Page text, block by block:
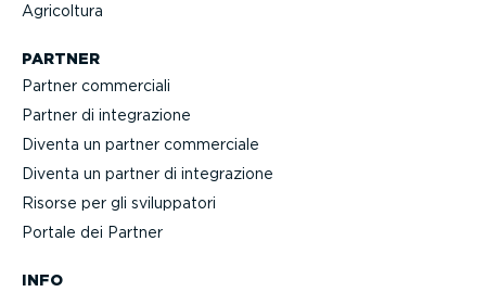
Agricoltura
PARTNER
Partner commerciali
Partner di integra­zione
Diventa un partner commerciale
Diventa un partner di integra­zione
Risorse per gli svilup­patori
Portale dei Partner
INFO